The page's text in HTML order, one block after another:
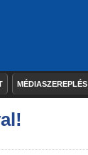
MÉDIASZEREPLÉS